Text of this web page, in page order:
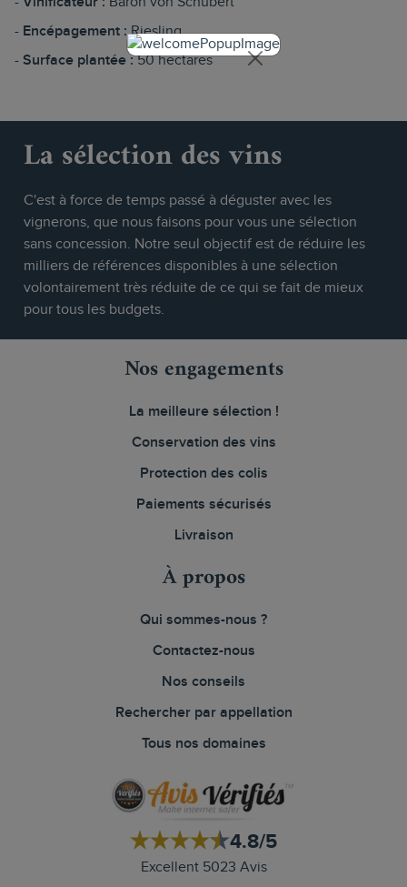
Encépagement :Riesling
Surface plantée :50 hectares
La sélection des vins
C'est à force de temps passé à déguster avec les
vignerons, que nous faisons pour vous une sélection
sans concession. Notre seul objectif est de réduire les
milliers de références disponibles à une sélection
volontairement très réduite de ce qui se fait de mieux
pour tous les budgets.
Nos engagements
La meilleure sélection !
Conservation des vins
Protection des colis
Paiements sécurisés
Livraison
À propos
Qui sommes-nous ?
Contactez-nous
Nos conseils
Rechercher par appellation
Tous nos domaines
4.8/5
Excellent 5023 Avis